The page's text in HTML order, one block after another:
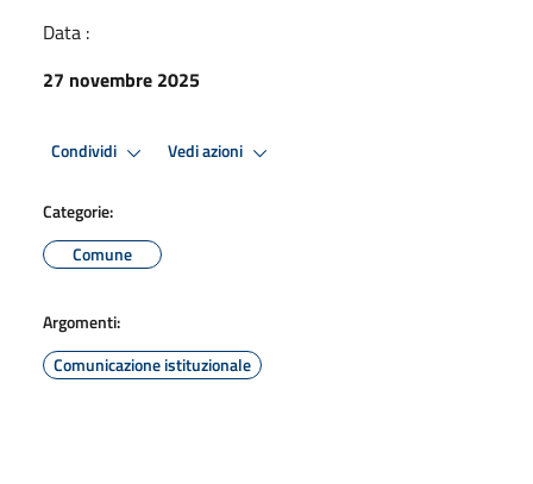
Data :
27 novembre 2025
Condividi Vedi azioni
Categorie:
Comune
Argomenti:
Comunicazione istituzionale